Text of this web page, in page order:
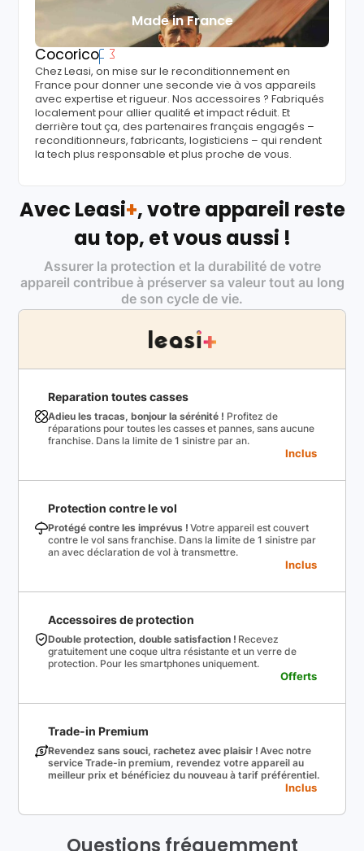
Made in France
Cocorico
Chez Leasi, on mise sur le reconditionnement en
France pour donner une seconde vie à vos appareils
avec expertise et rigueur. Nos accessoires ? Fabriqués
localement pour allier qualité et impact réduit. Et
derrière tout ça, des partenaires français engagés –
reconditionneurs, fabricants, logisticiens – qui rendent
la tech plus responsable et plus proche de vous.
Avec Leasi+, votre appareil reste
au top, et vous aussi !
Assurer la protection et la durabilité de votre
appareil contribue à préserver sa valeur tout au long
de son cycle de vie.
Reparation toutes casses
Adieu les tracas, bonjour la sérénité ! Profitez de
réparations pour toutes les casses et pannes, sans aucune
franchise. Dans la limite de 1 sinistre par an.
Inclus
Protection contre le vol
Protégé contre les imprévus ! Votre appareil est couvert
contre le vol sans franchise. Dans la limite de 1 sinistre par
an avec déclaration de vol à transmettre.
Inclus
Accessoires de protection
Double protection, double satisfaction ! Recevez
gratuitement une coque ultra résistante et un verre de
protection. Pour les smartphones uniquement.
Offerts
Trade-in Premium
Revendez sans souci, rachetez avec plaisir ! Avec notre
service Trade-in premium, revendez votre appareil au
meilleur prix et bénéficiez du nouveau à tarif préférentiel.
Inclus
Questions fréquemment